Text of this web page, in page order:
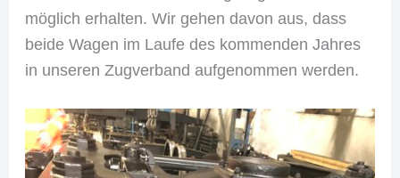
möglich erhalten. Wir gehen davon aus, dass
beide Wagen im Laufe des kommenden Jahres
in unseren Zugverband aufgenommen werden.